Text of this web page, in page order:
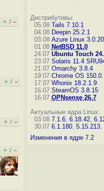
+ / –
+ / –
+ / –
+ / –
Дистрибутивы:
05.08 Tails 7.10.1
04.08 Deepin 25.2.1
03.08 Azure Linux
01.08 NetBSD 11.0
24.07 Ubuntu Touch
23.07 Solaris 11.4
21.07 Omarchy 3.8.4
19.07 Chrome OS
17.07 Whonix 18.2.1.9
16.07 SteamOS 3.8.15
16.07 OPNsense 26.7
Актуальные ядра Linux:
03.08 7.1.6, 6.18.42,
30.07 6.1.180, 5.15.213,
Изменения в ядре 7.2